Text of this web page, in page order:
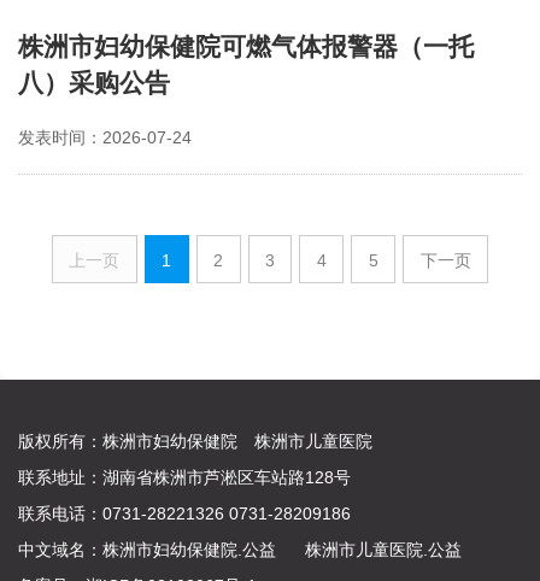
株洲市妇幼保健院可燃气体报警器（一托
八）采购公告
发表时间：2026-07-24
上一页 1 2 3 4 5 下一页
版权所有：株洲市妇幼保健院 株洲市儿童医院
联系地址：湖南省株洲市芦淞区车站路128号
联系电话：0731-28221326 0731-28209186
中文域名： 株洲市妇幼保健院.公益
株洲市儿童医院.公益